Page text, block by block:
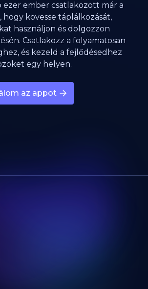
ezer ember csatlakozott már a
hogy kövesse táplálkozását,
használjon és dolgozzon
Csatlakozz a folyamatosan
és kezeld a fejlődésedhez
egy helyen.
az appot